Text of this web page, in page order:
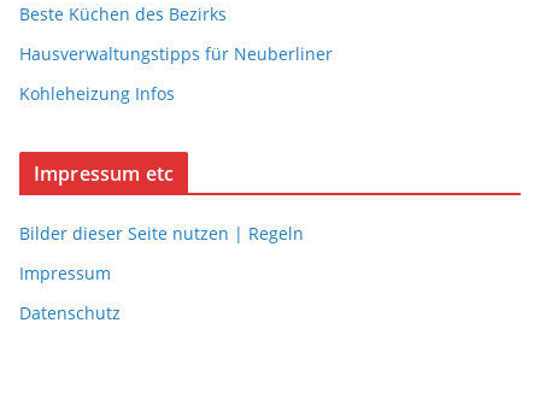
Beste Küchen des Bezirks
Hausverwaltungstipps für Neuberliner
Kohleheizung Infos
Impressum etc
Bilder dieser Seite nutzen | Regeln
Impressum
Datenschutz